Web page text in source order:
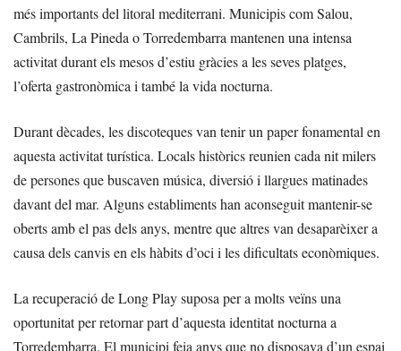
més importants del litoral mediterrani. Municipis com Salou,
Cambrils, La Pineda o Torredembarra mantenen una intensa
activitat durant els mesos d’estiu gràcies a les seves platges,
l’oferta gastronòmica i també la vida nocturna.
Durant dècades, les discoteques van tenir un paper fonamental en
aquesta activitat turística. Locals històrics reunien cada nit milers
de persones que buscaven música, diversió i llargues matinades
davant del mar. Alguns establiments han aconseguit mantenir-se
oberts amb el pas dels anys, mentre que altres van desaparèixer a
causa dels canvis en els hàbits d’oci i les dificultats econòmiques.
La recuperació de Long Play suposa per a molts veïns una
oportunitat per retornar part d’aquesta identitat nocturna a
Torredembarra. El municipi feia anys que no disposava d’un espai